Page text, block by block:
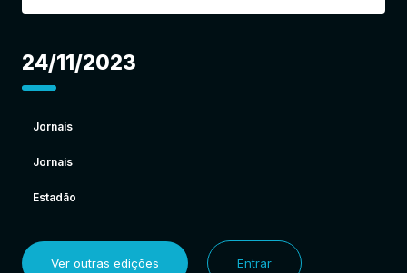
24/11/2023
Jornais
Jornais
Estadão
Ver outras edições Entrar